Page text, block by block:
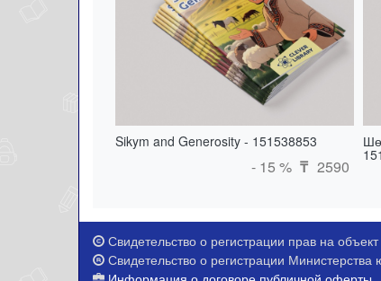
Sikym and Generosity - 151538853
- 15 % ₸ 2590
Свидетельство о регистрации прав на
Свидетельство о регистрации